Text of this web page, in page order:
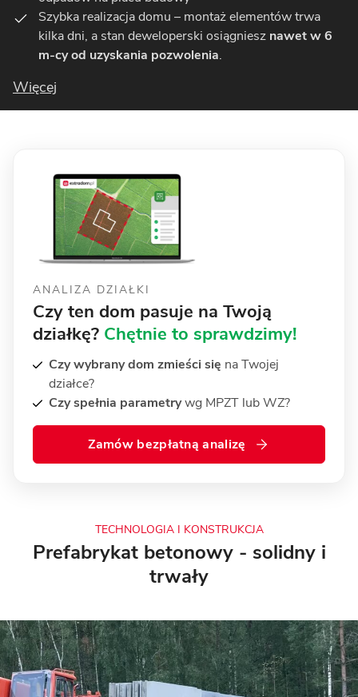
Szybka realizacja domu – montaż elementów trwa
kilka dni, a stan deweloperski osiągniesz nawet w 6
m-cy od uzyskania pozwolenia.
Więcej
ANALIZA DZIAŁKI
Czy ten dom pasuje na Twoją
działkę? Chętnie to sprawdzimy!
Czy wybrany dom zmieści się na Twojej
działce?
Czy spełnia parametrywg MPZT lub WZ?
Zamów bezpłatną analizę
TECHNOLOGIA I KONSTRUKCJA
Prefabrykat betonowy - solidny i
trwały